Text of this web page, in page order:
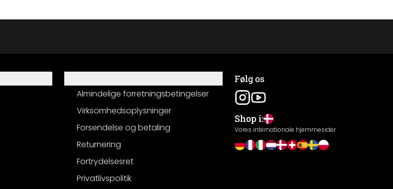
Almindelige forretningsbetingelser
Virksomhedsoplysninger
Forsendelse og betaling
Returnering
Fortrydelsesret
Privatlivspolitik
Følg os
Shop i:
Vores internationale hjemmesider